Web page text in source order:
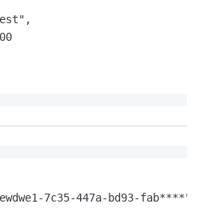
7c35-447a-bd93-fab****",